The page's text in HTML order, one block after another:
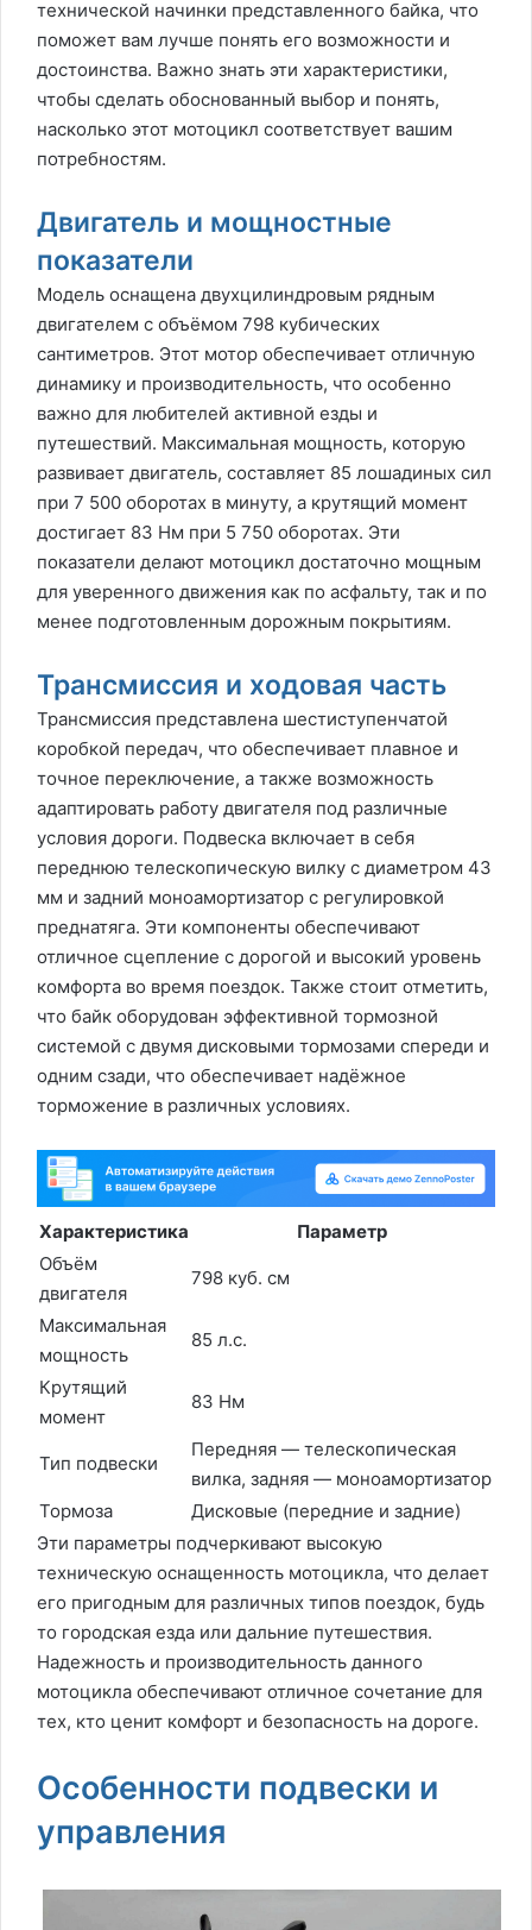
технической начинки представленного байка, что
поможет вам лучше понять его возможности и
достоинства. Важно знать эти характеристики,
чтобы сделать обоснованный выбор и понять,
насколько этот мотоцикл соответствует вашим
потребностям.
Двигатель и мощностные
показатели
Модель оснащена двухцилиндровым рядным
двигателем с объёмом 798 кубических
сантиметров. Этот мотор обеспечивает отличную
динамику и производительность, что особенно
важно для любителей активной езды и
путешествий. Максимальная мощность, которую
развивает двигатель, составляет 85 лошадиных сил
при 7 500 оборотах в минуту, а крутящий момент
достигает 83 Нм при 5 750 оборотах. Эти
показатели делают мотоцикл достаточно мощным
для уверенного движения как по асфальту, так и по
менее подготовленным дорожным покрытиям.
Трансмиссия и ходовая часть
Трансмиссия представлена шестиступенчатой
коробкой передач, что обеспечивает плавное и
точное переключение, а также возможность
адаптировать работу двигателя под различные
условия дороги. Подвеска включает в себя
переднюю телескопическую вилку с диаметром 43
мм и задний моноамортизатор с регулировкой
преднатяга. Эти компоненты обеспечивают
отличное сцепление с дорогой и высокий уровень
комфорта во время поездок. Также стоит отметить,
что байк оборудован эффективной тормозной
системой с двумя дисковыми тормозами спереди и
одним сзади, что обеспечивает надёжное
торможение в различных условиях.
Характеристика
Параметр
Объём
двигателя
798 куб. см
Максимальная
мощность
85 л.с.
Крутящий
момент
83 Нм
Тип подвески
Передняя — телескопическая
вилка, задняя — моноамортизатор
Тормоза
Дисковые (передние и задние)
Эти параметры подчеркивают высокую
техническую оснащенность мотоцикла, что делает
его пригодным для различных типов поездок, будь
то городская езда или дальние путешествия.
Надежность и производительность данного
мотоцикла обеспечивают отличное сочетание для
тех, кто ценит комфорт и безопасность на дороге.
Особенности подвески и
управления